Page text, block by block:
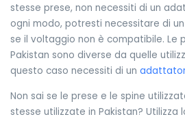
stesse prese, non necessiti di un
ogni modo, potresti necessitare di
se il voltaggio non è compatibile. Le
Pakistan sono diverse da quelle
questo caso necessiti di un
Non sai se le prese e le spine
stesse utilizzate in Pakistan? Utilizza